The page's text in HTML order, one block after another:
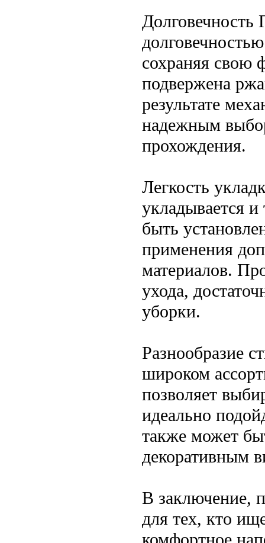
Долговечность
сохраняя свою
подвержена
результате
надежным
прохождения.
Легкость
укладывается
быть
применения
материалов.
ухода,
уборки.
Разнообразие
широком
позволяет
идеально
также может
декоративным
В заключение,
для тех, кто